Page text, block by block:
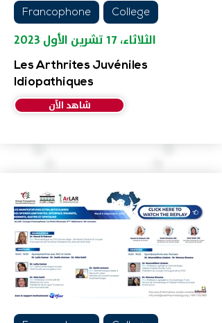
Francophone College
الثلاثاء، ١٧ تشرين الأول ٢٠٢٣
Les Arthrites Juvéniles
Idiopathiques
شاهد الآن